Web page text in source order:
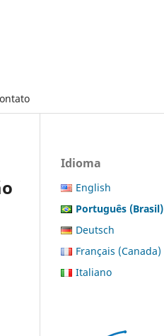
Idioma
English
Português (Brasil)
Deutsch
Français (Canada)
Italiano